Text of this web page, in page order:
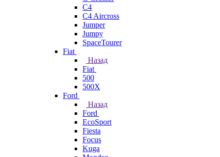
C4
C4 Aircross
Jumper
Jumpy
SpaceTourer
Fiat
Назад
Fiat
500
500X
Ford
Назад
Ford
EcoSport
Fiesta
Focus
Kuga